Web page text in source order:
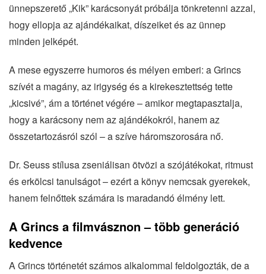
ünnepszerető „Kik” karácsonyát próbálja tönkretenni azzal,
hogy ellopja az ajándékaikat, díszeiket és az ünnep
minden jelképét.
A mese egyszerre humoros és mélyen emberi: a Grincs
szívét a magány, az irigység és a kirekesztettség tette
„kicsivé”, ám a történet végére – amikor megtapasztalja,
hogy a karácsony nem az ajándékokról, hanem az
összetartozásról szól – a szíve háromszorosára nő.
Dr. Seuss stílusa zseniálisan ötvözi a szójátékokat, ritmust
és erkölcsi tanulságot – ezért a könyv nemcsak gyerekek,
hanem felnőttek számára is maradandó élmény lett.
A Grincs a filmvásznon – több generáció
kedvence
A Grincs történetét számos alkalommal feldolgozták, de a